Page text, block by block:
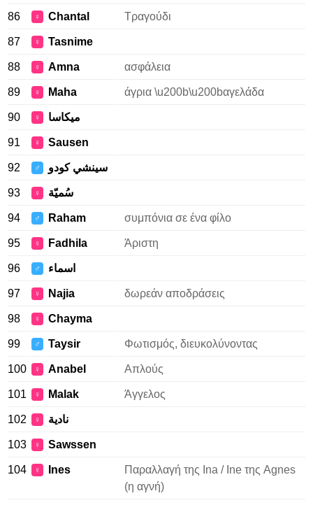
86 ♀ Chantal Τραγούδι
87 ♀ Tasnime
88 ♀ Amna ασφάλεια
89 ♀ Maha άγρια \u200b\u200bαγελάδα
90 ♀ ميكاسا
91 ♀ Sausen
92 ♂ سينشي كودو
93 ♀ سُميّة
94 ♂ Raham συμπόνια σε ένα φίλο
95 ♀ Fadhila Άριστη
96 ♂ اسماء
97 ♀ Najia δωρεάν αποδράσεις
98 ♀ Chayma
99 ♂ Taysir Φωτισμός, διευκολύνοντας
100 ♀ Anabel Απλούς
101 ♀ Malak Άγγελος
102 ♀ نادية
103 ♀ Sawssen
104 ♀ Ines
Παραλλαγή της Ina / Ine της Agnes
(η αγνή)